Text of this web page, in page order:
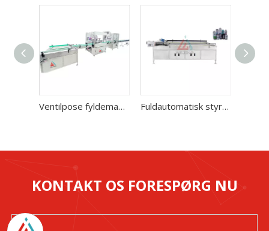
Ventilpose fyldemaskine til aerosol Fuldautomatisk styringsmaskine til aerosolflaske
KONTAKT OS FORESPØRG NU